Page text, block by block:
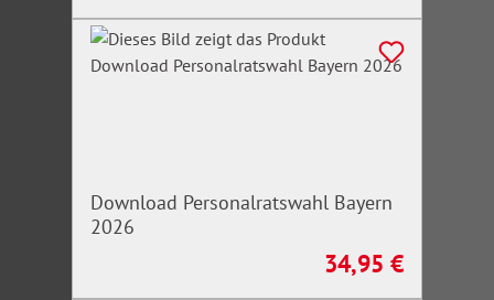
Download Personalratswahl Bayern
2026
Regulärer Preis:
34,95 €